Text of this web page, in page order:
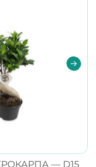
— D15